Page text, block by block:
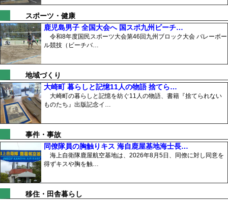
スポーツ・健康
鹿児島男子 全国大会へ 国スポ九州ビーチ…
令和8年度国民スポーツ大会第46回九州ブロック大会 バレーボー
ル競技（ビーチバ…
地域づくり
大崎町 暮らしと記憶11人の物語 捨てら…
大崎町の暮らしと記憶を紡ぐ11人の物語、書籍『捨てられない
ものたち』出版記念イ…
事件・事故
同僚隊員の胸触りキス 海自鹿屋基地海士長…
海上自衛隊鹿屋航空基地は、2026年8月5日、同僚に対し同意を
得ずキスや胸を触…
移住・田舎暮らし